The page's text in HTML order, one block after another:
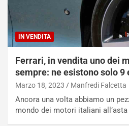
IN VENDITA
Ferrari, in vendita uno dei
sempre: ne esistono solo 9
Marzo 18, 2023 Manfredi Falcetta
Ancora una volta abbiamo un
mondo dei motori italiani